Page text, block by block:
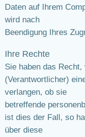
Daten auf Ihrem
wird nach
Beendigung Ihres
Ihre Rechte
Sie haben das
(Verantwortlicher)
verlangen, ob sie
betreffende
ist dies der Fall, so
über diese